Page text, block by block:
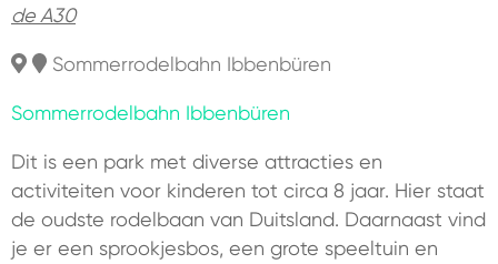
de A30
Sommerrodelbahn Ibbenbüren
Sommerrodelbahn Ibbenbüren
Dit is een park met diverse attracties en
activiteiten voor kinderen tot circa 8 jaar. Hier staat
de oudste rodelbaan van Duitsland. Daarnaast vind
je er een sprookjesbos, een grote speeltuin en